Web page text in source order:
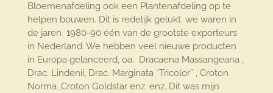
Bloemenafdeling ook een Plantenafdeling op te
helpen bouwen. Dit is redelijk gelukt: we waren in
de jaren 1980-90 één van de grootste exporteurs
in Nederland. We hebben veel nieuwe producten
in Europa gelanceerd, oa. Dracaena Massangeana ,
Drac. Lindenii, Drac. Marginata “Tricolor” , Croton
Norma ,Croton Goldstar enz. enz. Dit was mijn